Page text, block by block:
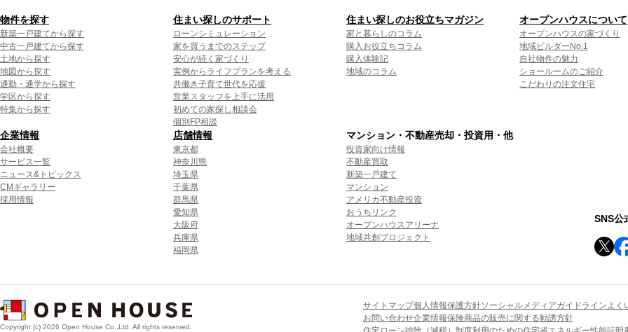
物件を探す
新築一戸建てから探す
中古一戸建てから探す
土地から探す
地図から探す
通勤・通学から探す
学区から探す
特集から探す
住まい探しのサポート
ローンシミュレーション
家を買うまでのステップ
安心が続く家づくり
実例からライフプランを考える
共働き子育て世代を応援
営業スタッフを上手に活用
初めての家探し相談会
個別FP相談
住まい探しのお役立ちマガジン
家と暮らしのコラム
購入お役立ちコラム
購入体験記
地域のコラム
オープンハウスについて
オープンハウスの家づくり
地域ビルダーNo.1
自社物件の魅力
ショールームのご紹介
こだわりの注文住宅
企業情報
会社概要
サービス一覧
ニュース&トピックス
CMギャラリー
採用情報
店舗情報
東京都
神奈川県
埼玉県
千葉県
群馬県
愛知県
大阪府
兵庫県
福岡県
マンション・不動産売却・投資用・他
投資家向け情報
不動産買取
新築一戸建て
マンション
アメリカ不動産投資
おうちリンク
オープンハウスアリーナ
地域共創プロジェクト
SNS公
Copyright (c) 2026 Open House Co.,Ltd. All rights reserved.
サイトマップ個人情報保護方針ソーシャルメディアガイドラインよく
お問い合わせ企業情報保険商品の販売に関する勧誘方針